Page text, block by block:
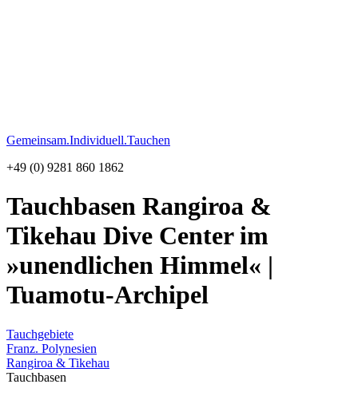
Gemeinsam.Individuell.Tauchen
+49 (0) 9281 860 1862
Tauchbasen Rangiroa &
Tikehau Dive Center im
»unendlichen Himmel« |
Tuamotu-Archipel
Tauchgebiete
Franz. Polynesien
Rangiroa & Tikehau
Tauchbasen